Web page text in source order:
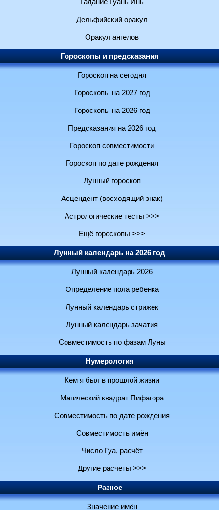
Гадание Гуань Инь
Дельфийский оракул
Оракул ангелов
Гороскопы и предсказания
Гороскоп на сегодня
Гороскопы на 2027 год
Гороскопы на 2026 год
Предсказания на 2026 год
Гороскоп совместимости
Гороскоп по дате рождения
Лунный гороскоп
Асцендент (восходящий знак)
Астрологические тесты >>>
Ещё гороскопы >>>
Лунный календарь на 2026 год
Лунный календарь 2026
Определение пола ребенка
Лунный календарь стрижек
Лунный календарь зачатия
Совместимость по фазам Луны
Нумерология
Кем я был в прошлой жизни
Магический квадрат Пифагора
Совместимость по дате рождения
Совместимость имён
Число Гуа, расчёт
Другие расчёты >>>
Разное
Значение имён